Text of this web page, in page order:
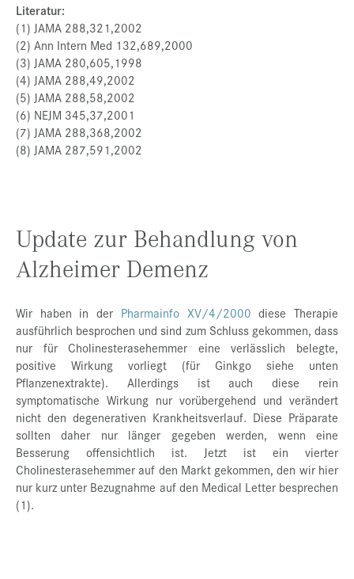
Literatur:
(1) JAMA 288,321,2002
(2) Ann Intern Med 132,689,2000
(3) JAMA 280,605,1998
(4) JAMA 288,49,2002
(5) JAMA 288,58,2002
(6) NEJM 345,37,2001
(7) JAMA 288,368,2002
(8) JAMA 287,591,2002
Update zur Behandlung von
Alzheimer Demenz
Wir haben in der Pharmainfo XV/4/2000 diese Therapie
ausführlich besprochen und sind zum Schluss gekommen, dass
nur für Cholinesterasehemmer eine verlässlich belegte,
positive Wirkung vorliegt (für Ginkgo siehe unten
Pflanzenextrakte). Allerdings ist auch diese rein
symptomatische Wirkung nur vorübergehend und verändert
nicht den degenerativen Krankheitsverlauf. Diese Präparate
sollten daher nur länger gegeben werden, wenn eine
Besserung offensichtlich ist. Jetzt ist ein vierter
Cholinesterasehemmer auf den Markt gekommen, den wir hier
nur kurz unter Bezugnahme auf den Medical Letter besprechen
(1).